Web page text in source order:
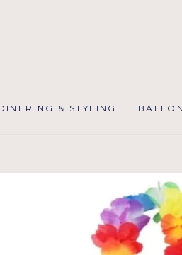
& STYLING